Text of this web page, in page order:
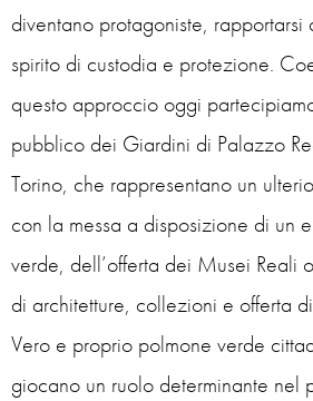
diventano protagoniste,
spirito di custodia e protezione.
questo approccio oggi
pubblico dei Giardini di Palazzo
Torino, che rappresentano un
con la messa a disposizione di un
verde, dell’offerta dei Musei Reali
di architetture, collezioni e offerta
Vero e proprio polmone verde
giocano un ruolo determinante nel